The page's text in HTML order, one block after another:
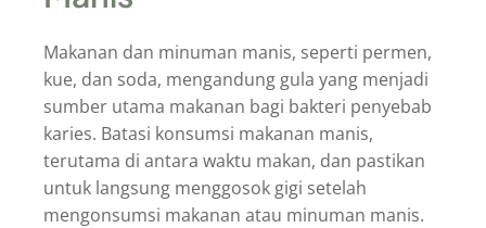
Makanan dan minuman manis, seperti permen,
kue, dan soda, mengandung gula yang menjadi
sumber utama makanan bagi bakteri penyebab
karies. Batasi konsumsi makanan manis,
terutama di antara waktu makan, dan pastikan
untuk langsung menggosok gigi setelah
mengonsumsi makanan atau minuman manis.